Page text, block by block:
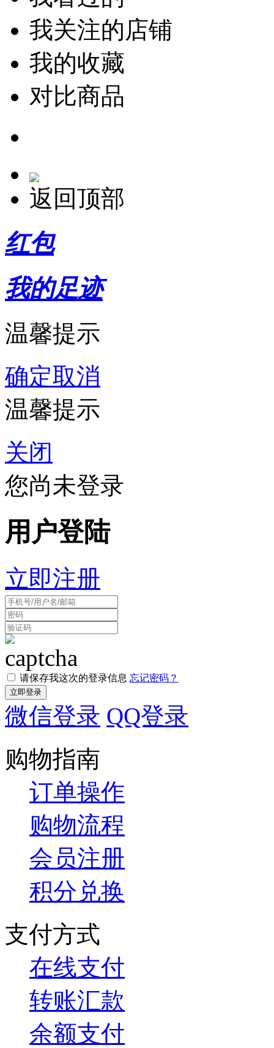
我关注的店铺
我的收藏
对比商品
返回顶部
红包
我的足迹
温馨提示
确定取消
温馨提示
关闭
您尚未登录
用户登陆
立即注册
请保存我这次的登录信息 忘记密码？
微信登录 QQ登录
购物指南
订单操作
购物流程
会员注册
积分兑换
支付方式
在线支付
转账汇款
余额支付